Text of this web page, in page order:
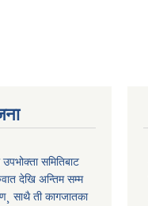
समितिबाट
देखि अन्तिम सम्म
साथै ती कागजातका